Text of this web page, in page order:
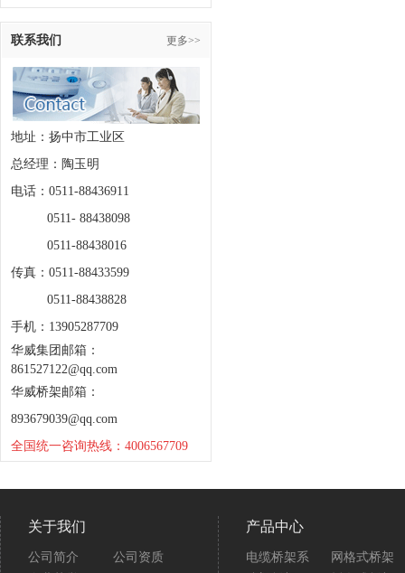
联系我们 更多>>
地址：扬中市工业区
总经理：陶玉明
电话：0511-88436911
0511- 88438098
0511-88438016
传真：0511-88433599
0511-88438828
手机：13905287709
华威集团邮箱：
861527122@qq.com
华威桥架邮箱：
893679039@qq.com
全国统一咨询热线：4006567709
关于我们
公司简介
公司资质
产品中心
电缆桥架系
网格式桥架